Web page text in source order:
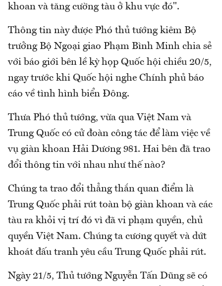
khoan và tăng cường tàu ở khu vực đó".
Thông tin này được Phó thủ tướng kiêm Bộ
trưởng Bộ Ngoại giao Phạm Bình Minh chia sẻ
với báo giới bên lề kỳ họp Quốc hội chiều 20/5,
ngay trước khi Quốc hội nghe Chính phủ báo
cáo về tình hình biển Đông.
Thưa Phó thủ tướng, vừa qua Việt Nam và
Trung Quốc có cử đoàn công tác để làm việc về
vụ giàn khoan Hải Dương 981. Hai bên đã trao
đổi thông tin với nhau như thế nào?
Chúng ta trao đổi thẳng thắn quan điểm là
Trung Quốc phải rút toàn bộ giàn khoan và các
tàu ra khỏi vị trí đó vì đã vi phạm quyền, chủ
quyền Việt Nam. Chúng ta cương quyết và dứt
khoát đấu tranh yêu cầu Trung Quốc phải rút.
Ngày 21/5, Thủ tướng Nguyễn Tấn Dũng sẽ có